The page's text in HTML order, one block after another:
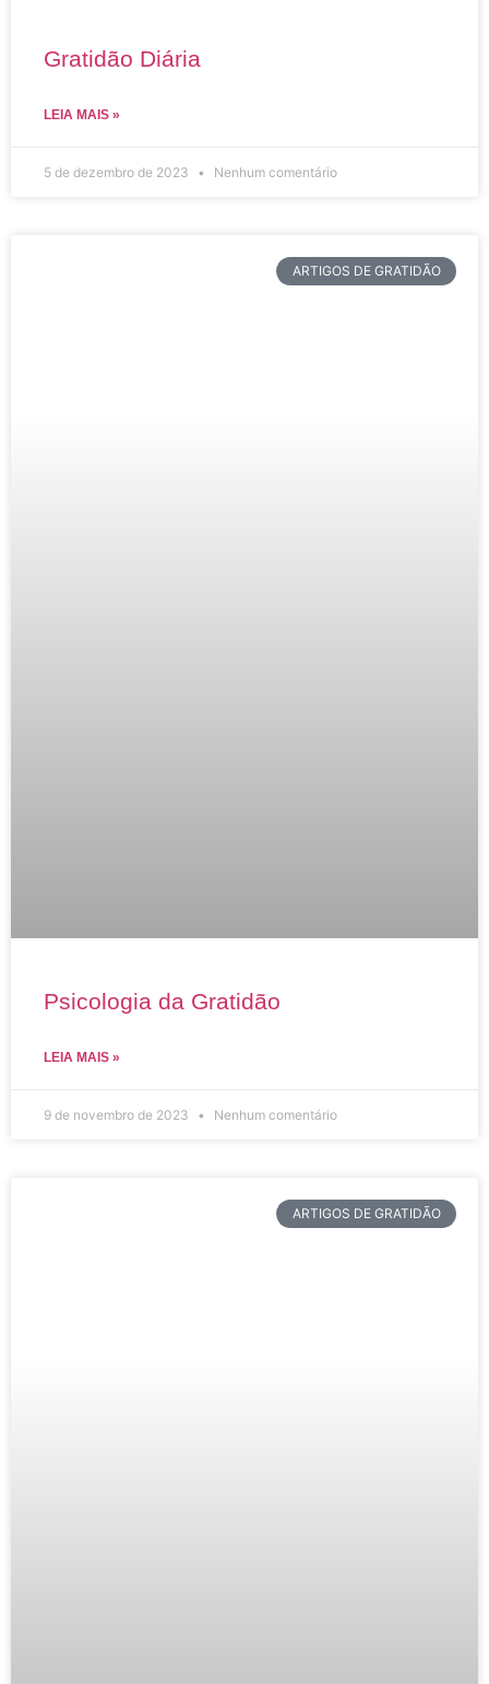
Gratidão Diária
LEIA MAIS »
5 de dezembro de 2023 Nenhum comentário
ARTIGOS DE GRATIDÃO
Psicologia da Gratidão
LEIA MAIS »
9 de novembro de 2023 Nenhum comentário
ARTIGOS DE GRATIDÃO